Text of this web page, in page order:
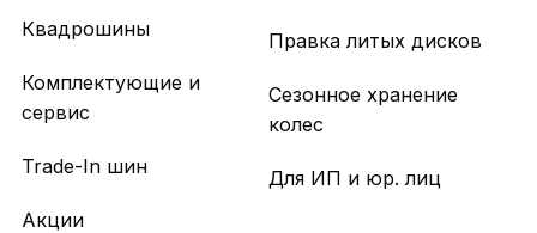
Квадрошины
Комплектующие и
сервис
Trade-In шин
Акции
Правка литых дисков
Сезонное хранение
колес
Для ИП и юр. лиц